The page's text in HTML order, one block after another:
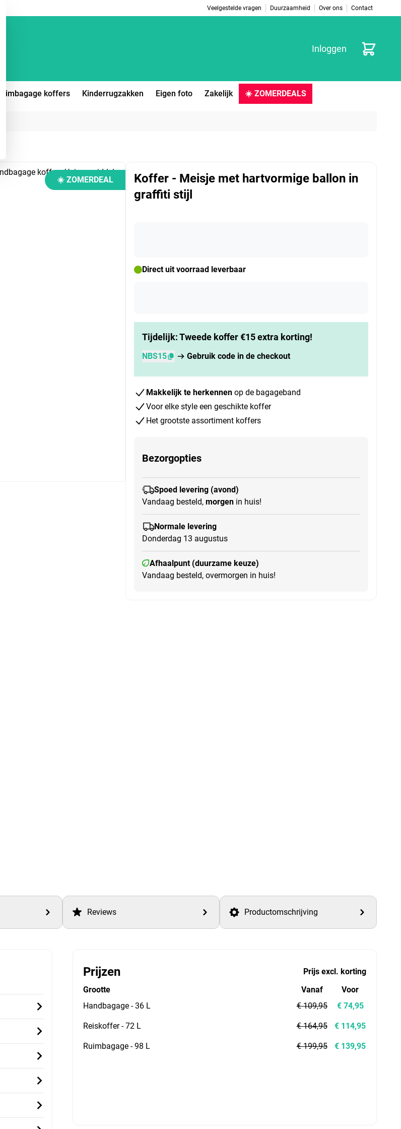
Veelgestelde vragen Duurzaamheid Over ons Contact
Inloggen
Ruimbagage koffers Kinderrugzakken Eigen foto Zakelijk ☀️ ZOMERDEALS
☀️ ZOMERDEAL
Koffer - Meisje met hartvormige ballon in
graffiti stijl
Direct uit voorraad leverbaar
Tijdelijk: Tweede koffer €15 extra korting!
NBS15 Gebruik code in de checkout
Makkelijk te herkennenop de bagageband
Voor elke style een geschikte koffer
Het grootste assortiment koffers
Bezorgopties
Spoed levering (avond)
Vandaag besteld, morgenin huis!
Normale levering
Donderdag 13 augustus
Afhaalpunt (duurzame keuze)
Vandaag besteld, overmorgen in huis!
Reviews Productomschrijving
Prijzen
Prijs excl. korting
Grootte
Handbagage - 36 L
Reiskoffer - 72 L
Ruimbagage - 98 L
Vanaf
€ 109,95
€ 164,95
€ 199,95
Voor
€ 74,95
€ 114,95
€ 139,95